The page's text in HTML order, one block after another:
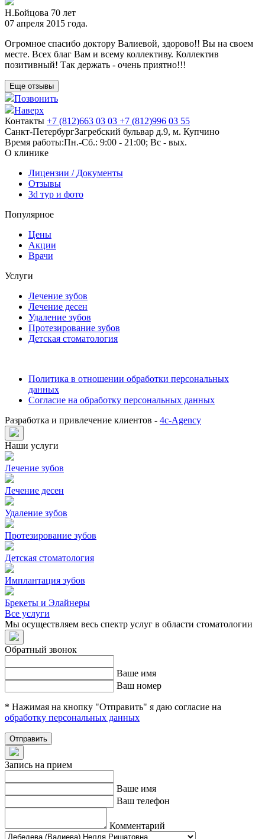
Н.Бойцова 70 лет
07 апреля 2015 года.
Огромное спасибо доктору Валиевой, здорово!! Вы на своем
месте. Всех благ Вам и всему коллективу. Коллектив
позитивный! Так держать - очень приятно!!!
Еще отзывы
Позвонить
Наверх
Контакты +7 (812)663 03 03 +7 (812)996 03 55
Санкт-ПетербургЗагребский бульвар д.9, м. Купчино
Время работы:Пн.-Сб.: 9:00 - 21:00; Вс - вых.
О клинике
Лицензии / Документы
Отзывы
3d тур и фото
Популярное
Цены
Акции
Врачи
Услуги
Лечение зубов
Лечение десен
Удаление зубов
Протезирование зубов
Детская стоматология
Политика в отношении обработки персональных
данных
Согласие на обработку персональных данных
Разработка и привлечение клиентов - 4c-Agency
Наши услуги
Лечение зубов
Лечение десен
Удаление зубов
Протезирование зубов
Детская стоматология
Имплантация зубов
Брекеты и Элайнеры
Все услуги
Мы осуществляем весь спектр услуг в области стоматологии
Обратный звонок
Ваше имя
Ваш номер
* Нажимая на кнопку "Отправить" я даю согласие на
обработку персональных данных
Отправить
Запись на прием
Ваше имя
Ваш телефон
Комментарий